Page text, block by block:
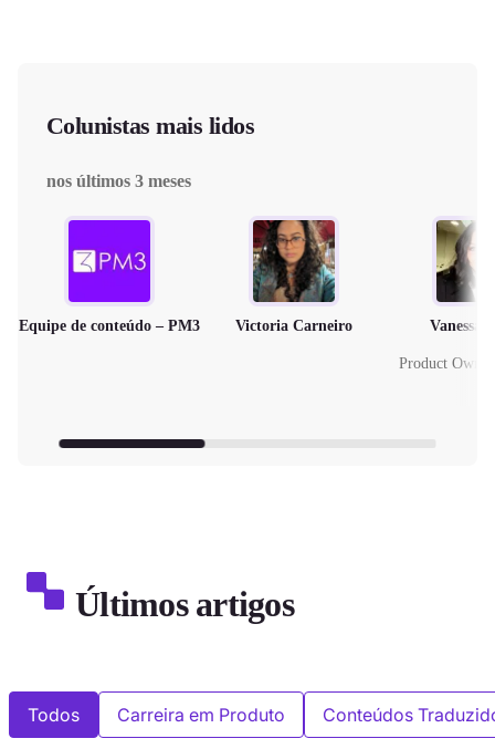
Colunistas mais lidos
nos últimos 3 meses
Equipe de conteúdo – PM3 Victoria Carneiro Vanessa
Product
Últimos artigos
Todos Carreira em Produto Conteúdos